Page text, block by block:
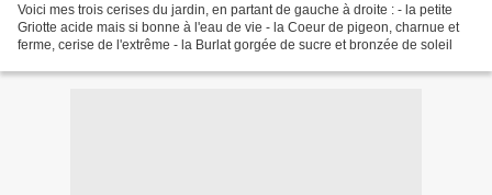
Voici mes trois cerises du jardin, en partant de gauche à droite : - la petite
Griotte acide mais si bonne à l'eau de vie - la Coeur de pigeon, charnue et
ferme, cerise de l'extrême - la Burlat gorgée de sucre et bronzée de soleil